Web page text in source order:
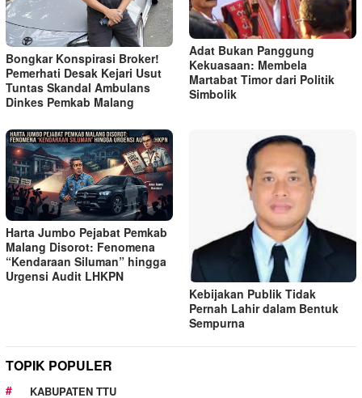
Bongkar Konspirasi Broker!
Pemerhati Desak Kejari Usut
Tuntas Skandal Ambulans
Dinkes Pemkab Malang
Adat Bukan Panggung
Kekuasaan: Membela
Martabat Timor dari Politik
Simbolik
Harta Jumbo Pejabat Pemkab
Malang Disorot: Fenomena
“Kendaraan Siluman” hingga
Urgensi Audit LHKPN
Kebijakan Publik Tidak
Pernah Lahir dalam Bentuk
Sempurna
TOPIK POPULER
KABUPATEN TTU